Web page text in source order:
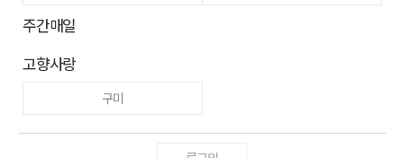
주간매일
고향사랑
구미